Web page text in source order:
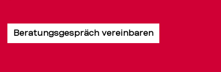
Beratungsgespräch vereinbaren